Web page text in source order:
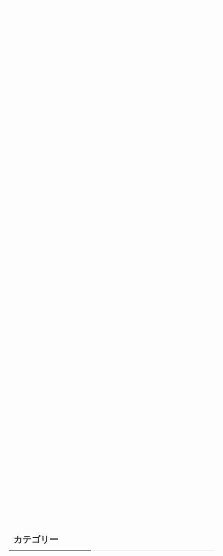
カテゴリー